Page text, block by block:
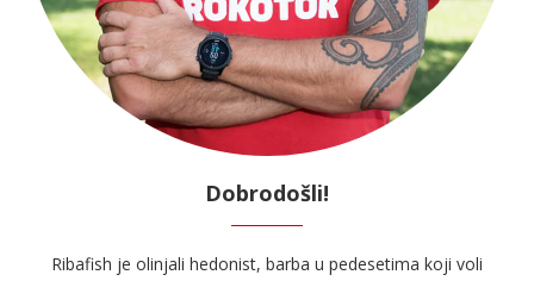
Dobrodošli!
Ribafish je olinjali hedonist, barba u pedesetima koji voli